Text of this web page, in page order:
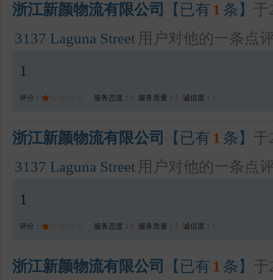
浙江新颜物流有限公司 【已有 1 条】 于
3137 Laguna Street 用户对他的一条点
1
评分： 服务态度： 1 服务质量： 1 诚信度： 1
浙江新颜物流有限公司 【已有 1 条】 于
3137 Laguna Street 用户对他的一条点
1
评分： 服务态度： 1 服务质量： 1 诚信度： 1
浙江新颜物流有限公司 【已有 1 条】 于